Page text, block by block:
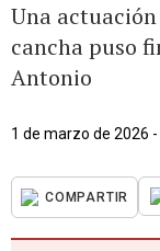
Una
cancha puso
Antonio
1 de marzo de 2026 -
COMPARTIR